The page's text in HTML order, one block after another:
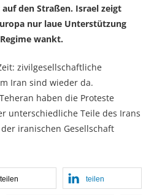
den Straßen. Israel zeigt
nur laue Unterstützung
wankt.
zivilgesellschaftliche
Iran sind wieder da.
haben die Proteste
unterschiedliche Teile des Irans
iranischen Gesellschaft
teilen teilen